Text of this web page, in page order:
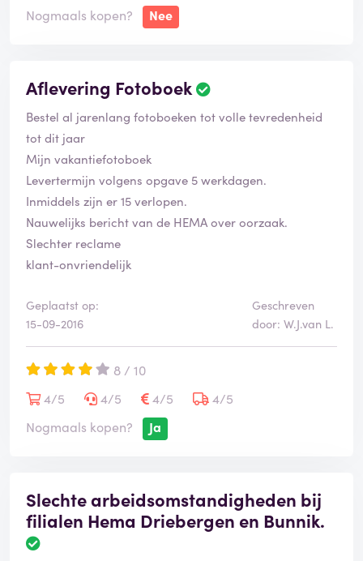
Nogmaals kopen?
Nee
Aflevering Fotoboek
Bestel al jarenlang fotoboeken tot volle tevredenheid
tot dit jaar
Mijn vakantiefotoboek
Levertermijn volgens opgave 5 werkdagen.
Inmiddels zijn er 15 verlopen.
Nauwelijks bericht van de HEMA over oorzaak.
Slechter reclame
klant-onvriendelijk
Geplaatst op:
15-09-2016
Geschreven
door: W.J.van L.
8 / 10
4/5
4/5 4/5
4/5
Nogmaals kopen?
Ja
Slechte arbeidsomstandigheden bij
filialen Hema Driebergen en Bunnik.